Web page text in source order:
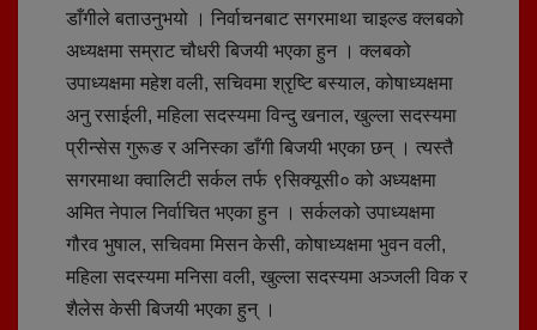
डाँगीले बताउनुभयो । निर्वाचनबाट सगरमाथा चाइल्ड क्लबको
अध्यक्षमा सम्राट चौधरी बिजयी भएका हुन । क्लबको
उपाध्यक्षमा महेश वली, सचिवमा श्रृष्टि बस्याल, कोषाध्यक्षमा
अनु रसाईली, महिला सदस्यमा विन्दु खनाल, खुल्ला सदस्यमा
प्रीन्सेस गुरूङ र अनिस्का डाँगी बिजयी भएका छन् । त्यस्तै
सगरमाथा क्वालिटी सर्कल तर्फ ९सिक्यूसी० को अध्यक्षमा
अमित नेपाल निर्वाचित भएका हुन । सर्कलको उपाध्यक्षमा
गौरव भुषाल, सचिवमा मिसन केसी, कोषाध्यक्षमा भुवन वली,
महिला सदस्यमा मनिसा वली, खुल्ला सदस्यमा अञ्जली विक र
शैलेस केसी बिजयी भएका हुन् ।